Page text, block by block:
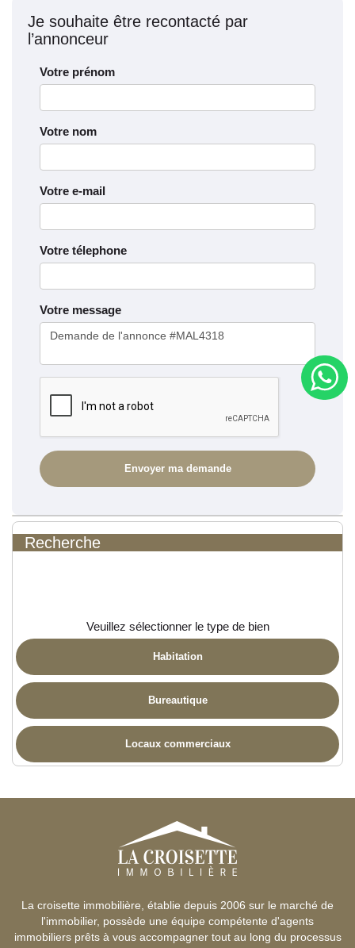
Je souhaite être recontacté par
l’annonceur
Votre prénom
Votre nom
Votre e-mail
Votre télephone
Votre message
Recherche
Veuillez sélectionner le type de bien
Habitation
Bureautique
Locaux commerciaux
La croisette immobilière, établie depuis 2006 sur le marché de
l'immobilier, possède une équipe compétente d'agents
immobiliers prêts à vous accompagner tout au long du processus